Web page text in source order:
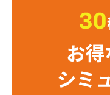
岡田燃料店